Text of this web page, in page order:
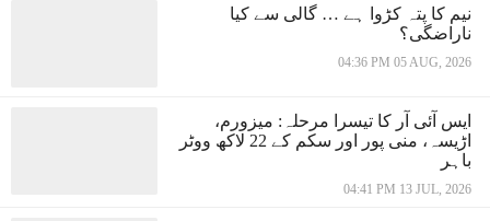
نیم کا پتہ کڑوا ہے … گالی سے کیا
ناراضگی؟
04:36 PM 05 AUG, 2026
ایس آئی آر کا تیسرا مرحلہ: میزورم،
اڑیسہ، منی پور اور سکم کے 22 لاکھ ووٹر
باہر
04:41 PM 13 JUL, 2026